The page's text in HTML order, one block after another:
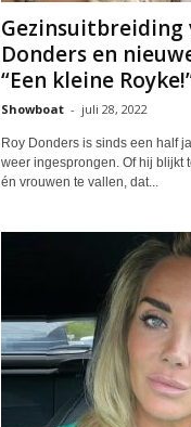
Gezinsuitbreiding
Donders en
“Een kleine
Showboat - juli 28, 2022
Roy Donders is sinds een half
weer ingesprongen. Of hij blijkt
én vrouwen te vallen, dat...